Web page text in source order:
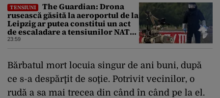
TENSIUNI
The Guardian: Drona
rusească găsită la aeroportul de la
Leipzig ar putea constitui un act
de escaladare a tensiunilor NATO-
Rusia
23:59
Bărbatul mort locuia singur de ani buni, după
ce s-a despărţit de soţie. Potrivit vecinilor, o
rudă a sa mai trecea din când în când pe la el.